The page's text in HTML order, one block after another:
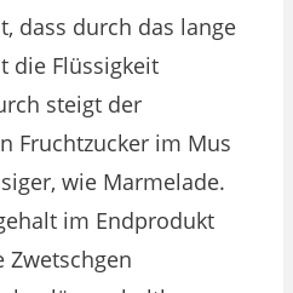
dass durch das lange
die Flüssigkeit
steigt der
Fruchtzucker im Mus
wie Marmelade.
im Endprodukt
Zwetschgen